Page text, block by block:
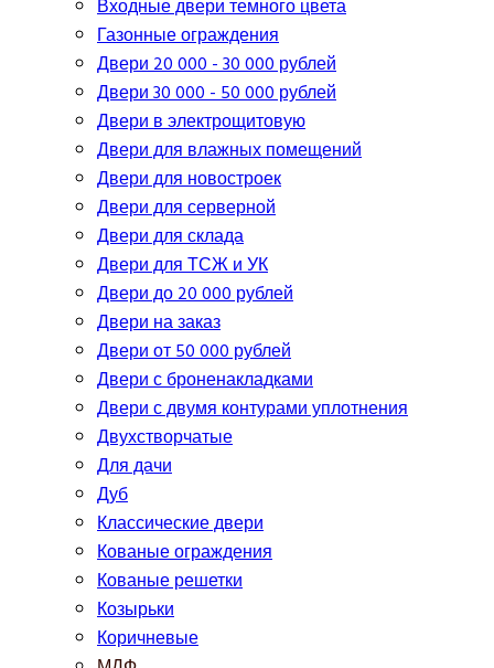
Входные двери темного цвета
Газонные ограждения
Двери 20 000 - 30 000 рублей
Двери 30 000 - 50 000 рублей
Двери в электрощитовую
Двери для влажных помещений
Двери для новостроек
Двери для серверной
Двери для склада
Двери для ТСЖ и УК
Двери до 20 000 рублей
Двери на заказ
Двери от 50 000 рублей
Двери с броненакладками
Двери с двумя контурами уплотнения
Двухстворчатые
Для дачи
Дуб
Классические двери
Кованые ограждения
Кованые решетки
Козырьки
Коричневые